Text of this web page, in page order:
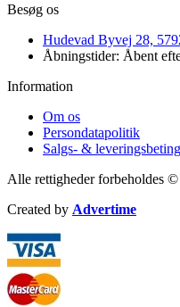
Besøg os
Hudevad Byvej 28,
Åbningstider: Åbent
Information
Om os
Persondatapolitik
Salgs- &
Alle rettigheder forbeholdes
Created by Advertime